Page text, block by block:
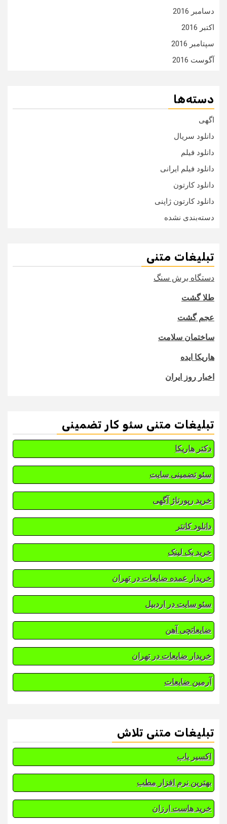
دسامبر 2016
اکتبر 2016
سپتامبر 2016
آگوست 2016
دسته‌ها
اگهی
دانلود سریال
دانلود فیلم
دانلود فیلم ایرانی
دانلود کارتون
دانلود کارتون ژاپنی
دسته‌بندی نشده
تبلیغات متنی
دستگاه برش سنگ
طلا گشت
عجم گشت
ساختمان سلامت
هاریکا ایده
اخبار روز ایران
تبلیغات متنی سئو کار تضمینی
دکتر هاریکا
سئو تضمینی سایت
خرید رپورتاژ آگهی
دانلود کانتر
خرید بک لینک
خریدار عمده ضایعات در تهران
سئو سایت در اردبیل
ضایعاتچی آهن
خریدار ضایعات در تهران
آرمین ضایعات
تبلیغات متنی تلاش
اکسیر یاب
بهترین نرم افزار مطب
خرید هاست ارزان